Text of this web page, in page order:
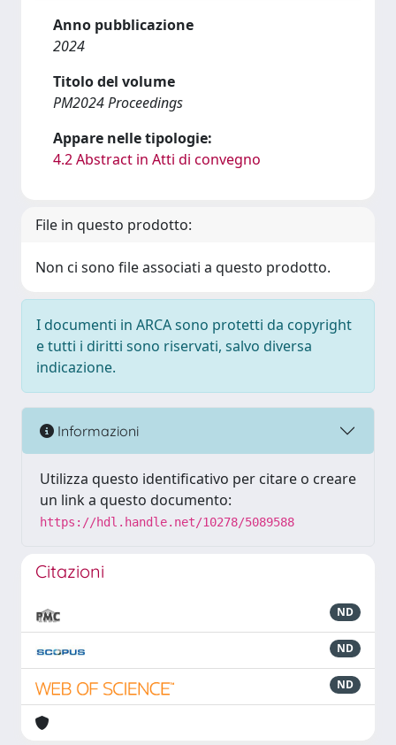
Anno pubblicazione
2024
Titolo del volume
PM2024 Proceedings
Appare nelle tipologie:
4.2 Abstract in Atti di convegno
File in questo prodotto:
Non ci sono file associati a questo prodotto.
I documenti in ARCA sono protetti da copyright
e tutti i diritti sono riservati, salvo diversa
indicazione.
Informazioni
Utilizza questo identificativo per citare o creare
un link a questo documento:
https://hdl.handle.net/10278/5089588
Citazioni
ND
ND
ND